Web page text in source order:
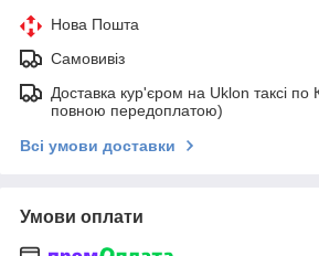
Нова Пошта
Самовивіз
Доставка кур'єром на Uklon таксі по
повною передоплатою)
Всі умови доставки
Умови оплати